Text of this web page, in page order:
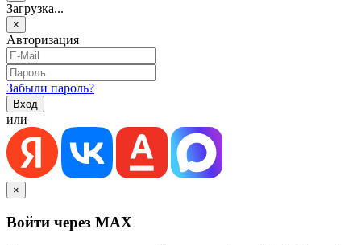
Загрузка...
×
Авторизация
Забыли пароль?
или
×
Войти через MAX